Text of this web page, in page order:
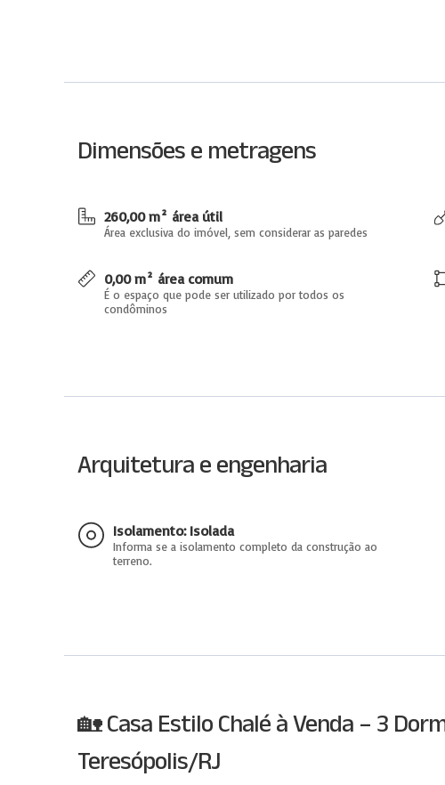
Dimensões e metragens
260,00 m² área útil
Área exclusiva do imóvel, sem considerar as paredes
0,00 m² área comum
É o espaço que pode ser utilizado por todos os
condôminos
Arquitetura e engenharia
Isolamento: Isolada
Informa se a isolamento completo da construção ao
terreno.
🏡 Casa Estilo Chalé à Venda – 3
Teresópolis/RJ